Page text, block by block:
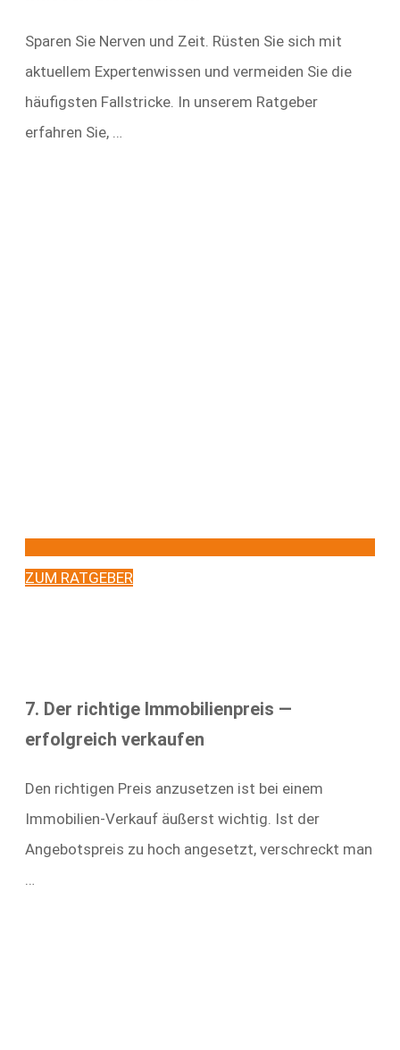
Sparen Sie Nerven und Zeit. Rüsten Sie sich mit
aktuellem Expertenwissen und vermeiden Sie die
häufigsten Fallstricke. In unserem Ratgeber
erfahren Sie, …
ZUM RATGEBER
7. Der richtige Immobilienpreis —
erfolgreich verkaufen
Den richtigen Preis anzusetzen ist bei einem
Immobilien-Verkauf äußerst wichtig. Ist der
Angebotspreis zu hoch angesetzt, verschreckt man